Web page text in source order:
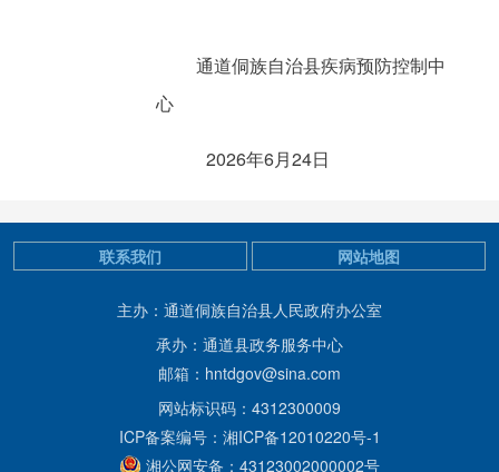
通道侗族自治县疾病预防控制中
心
2026年6月24日
主办：通道侗族自治县人民政府办公室
承办：通道县政务服务中心
邮箱：hntdgov@sina.com
网站标识码：4312300009
ICP备案编号：湘ICP备12010220号-1
湘公网安备：43123002000002号
联系我们 网站地图